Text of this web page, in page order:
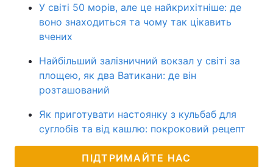
У світі 50 морів, але це найкрихітніше: де
воно знаходиться та чому так цікавить
вчених
Найбільший залізничний вокзал у світі за
площею, як два Ватикани: де він
розташований
Як приготувати настоянку з кульбаб для
суглобів та від кашлю: покроковий рецепт
ПІДТРИМАЙТЕ НАС